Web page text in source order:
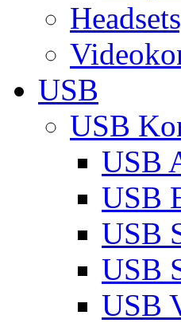
USB
USB
USB
USB
USB
USB
USB